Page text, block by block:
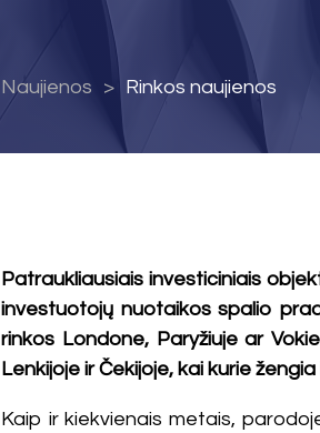
Naujienos Rinkos naujienos
Patraukliausiais investiciniais
investuotojų nuotaikos spalio
rinkos Londone, Paryžiuje ar
Lenkijoje ir Čekijoje, kai kurie
Kaip ir kiekvienais metais,